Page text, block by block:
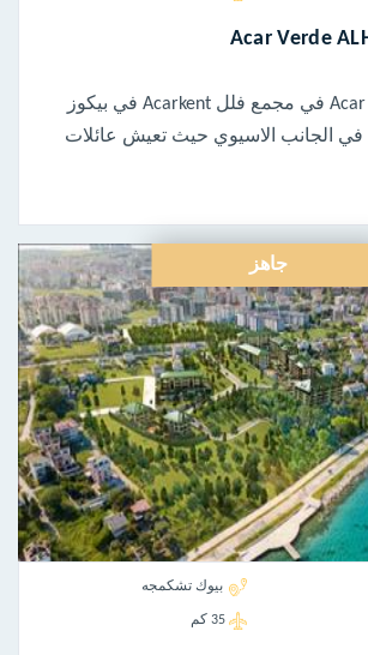
يقع مشروع Acar Verde في مجمع فلل Acarkent في بيكوز
الجانب الاسيوي حيث تعيش عائلات
جاهز
بيوك تشكمجه
35 كم